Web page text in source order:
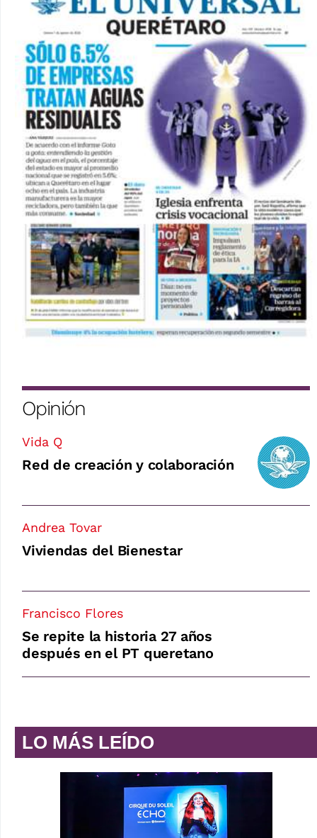
Opinión
Vida Q
Red de creación y colaboración
Andrea Tovar
Viviendas del Bienestar
Francisco Flores
Se repite la historia 27 años
después en el PT queretano
LO MÁS LEÍDO